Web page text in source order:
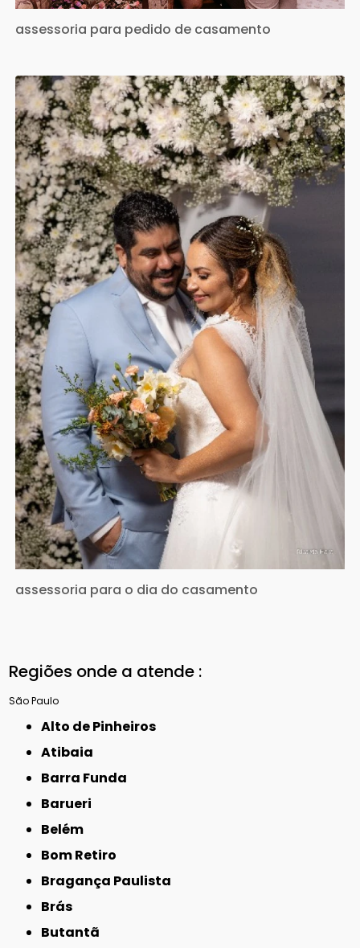
assessoria para pedido de casamento
assessoria para o dia do casamento
Regiões onde a atende :
São Paulo
Alto de Pinheiros
Atibaia
Barra Funda
Barueri
Belém
Bom Retiro
Bragança Paulista
Brás
Butantã